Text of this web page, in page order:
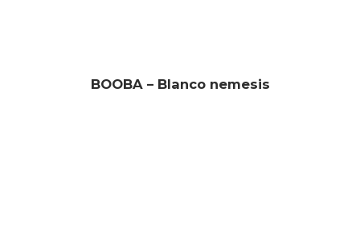
BOOBA – Blanco nemesis